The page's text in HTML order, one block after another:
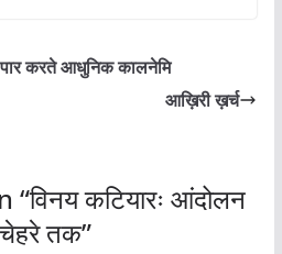
करते आधुनिक कालनेमि
आख़िरी ख़र्च
“विनय कटियारः आंदोलन
तक”